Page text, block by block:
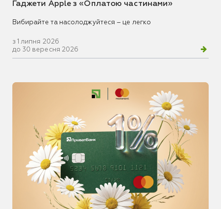
Гаджети Apple з «Оплатою частинами»
Вибирайте та насолоджуйтеся – це легко
з 1 липня 2026
до 30 вересня 2026